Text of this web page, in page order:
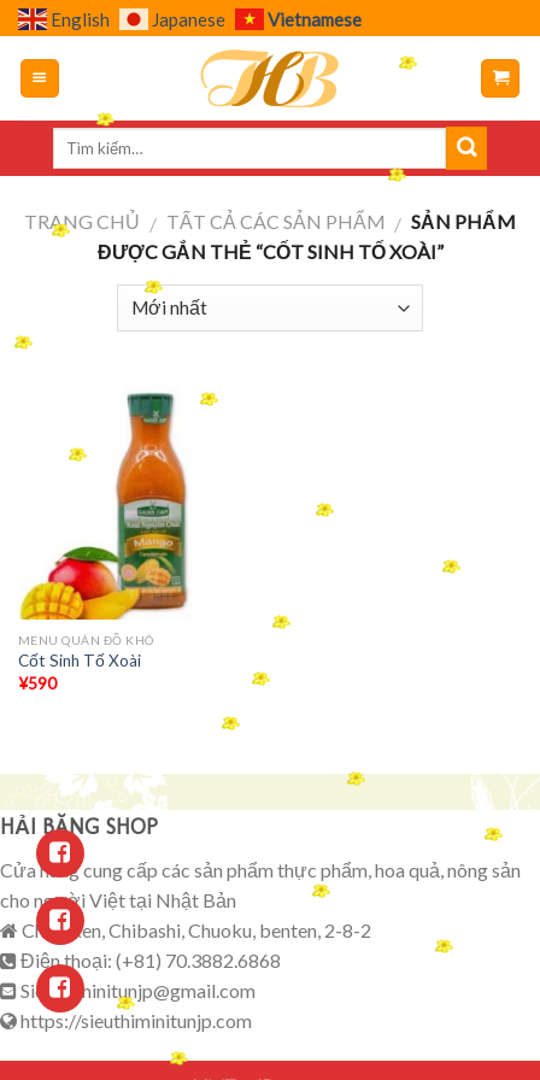
Skip
content
English Japanese Vietnamese
TRANG CHỦ / TẤT CẢ CÁC SẢN PHẨM / SẢN PHẨM
ĐƯỢC GẮN THẺ “CỐT SINH TỐ XOÀI”
MENU QUÁN ĐỒ KHÔ
Cốt Sinh Tố Xoài
¥590
HẢI BĂNG SHOP
Cửa hàng cung cấp các sản phẩm thực phẩm, hoa quả, nông sản
cho người Việt tại Nhật Bản
Chibaken, Chibashi, Chuoku, benten, 2-8-2
Điện thoại: (+81) 70.3882.6868
Sieuthiminitunjp@gmail.com
https://sieuthiminitunjp.com